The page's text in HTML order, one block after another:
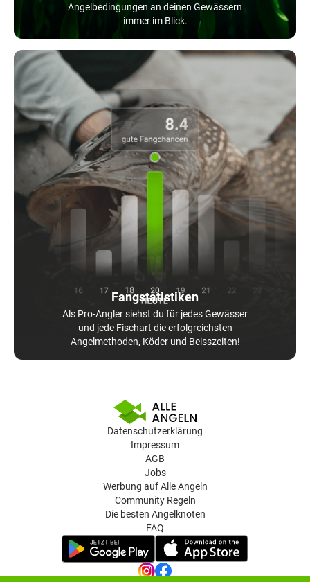
Angelbedingungen an deinen Gewässern
immer im Blick.
Fangstatistiken
Als Pro-Angler siehst du für jedes Gewässer
und jede Fischart die erfolgreichsten
Angelmethoden, Köder und Beisszeiten!
Datenschutzerklärung
Impressum
AGB
Jobs
Werbung auf Alle Angeln
Community Regeln
Die besten Angelknoten
FAQ